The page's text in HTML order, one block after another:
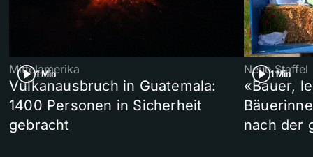
1 Min
Mittelamerika
Vulkanausbruch in Guatemala:
1400 Personen in Sicherheit
gebracht
1 Min
Neue Staffel
«Bauer,
nach der